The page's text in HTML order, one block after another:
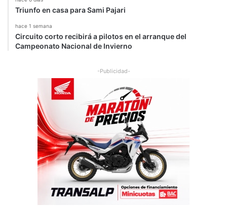
Triunfo en casa para Sami Pajari
hace 1 semana
Circuito corto recibirá a pilotos en el arranque del
Campeonato Nacional de Invierno
-Publicidad-